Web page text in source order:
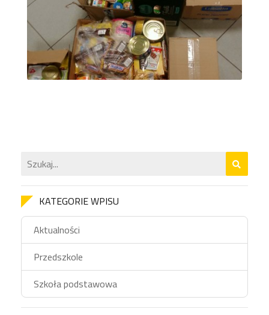
KATEGORIE WPISU
Aktualności
Przedszkole
Szkoła podstawowa